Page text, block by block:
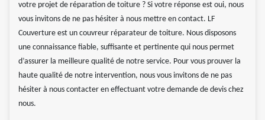
votre projet de réparation de toiture ? Si votre réponse est oui, nous
vous invitons de ne pas hésiter à nous mettre en contact. LF
Couverture est un couvreur réparateur de toiture. Nous disposons
une connaissance fiable, suffisante et pertinente qui nous permet
d’assurer la meilleure qualité de notre service. Pour vous prouver la
haute qualité de notre intervention, nous vous invitons de ne pas
hésiter à nous contacter en effectuant votre demande de devis chez
nous.